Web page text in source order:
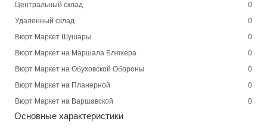
Центральный склад
0
Удаленный склад
0
Вюрт Маркет Шушары
0
Вюрт Маркет на Маршала Блюхера
0
Вюрт Маркет на Обуховской Обороны
0
Вюрт Маркет на Планерной
0
Вюрт Маркет на Варшавской
0
Основные характеристики